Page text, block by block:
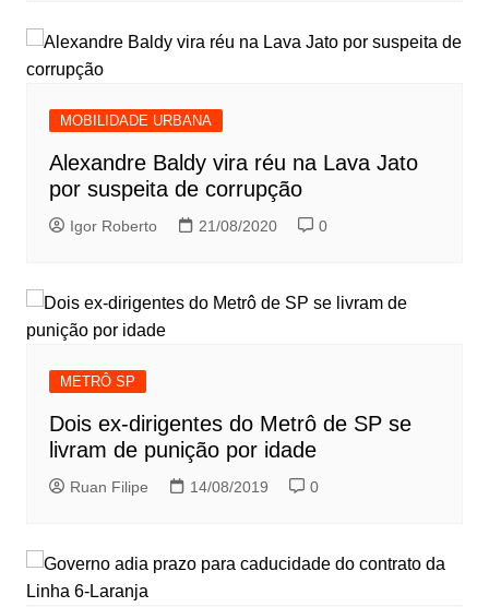
MOBILIDADE URBANA
Alexandre Baldy vira réu na Lava Jato
por suspeita de corrupção
Igor Roberto 21/08/2020 0
METRÔ SP
Dois ex-dirigentes do Metrô de SP se
livram de punição por idade
Ruan Filipe 14/08/2019 0